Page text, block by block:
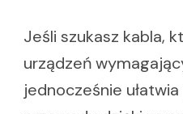
Jeśli szukasz kabla,
urządzeń
jednocześnie